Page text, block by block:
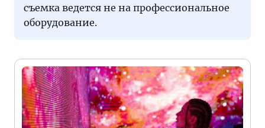
съемка ведется не на профессиональное
оборудование.